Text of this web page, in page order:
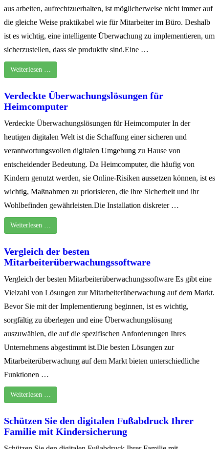
aus arbeiten, aufrechtzuerhalten, ist möglicherweise nicht immer auf
die gleiche Weise praktikabel wie für Mitarbeiter im Büro. Deshalb
ist es wichtig, eine intelligente Überwachung zu implementieren, um
sicherzustellen, dass sie produktiv sind.Eine …
Weiterlesen …
Verdeckte Überwachungslösungen für
Heimcomputer
Verdeckte Überwachungslösungen für Heimcomputer In der
heutigen digitalen Welt ist die Schaffung einer sicheren und
verantwortungsvollen digitalen Umgebung zu Hause von
entscheidender Bedeutung. Da Heimcomputer, die häufig von
Kindern genutzt werden, sie Online-Risiken aussetzen können, ist es
wichtig, Maßnahmen zu priorisieren, die ihre Sicherheit und ihr
Wohlbefinden gewährleisten.Die Installation diskreter …
Weiterlesen …
Vergleich der besten
Mitarbeiterüberwachungssoftware
Vergleich der besten Mitarbeiterüberwachungssoftware Es gibt eine
Vielzahl von Lösungen zur Mitarbeiterüberwachung auf dem Markt.
Bevor Sie mit der Implementierung beginnen, ist es wichtig,
sorgfältig zu überlegen und eine Überwachungslösung
auszuwählen, die auf die spezifischen Anforderungen Ihres
Unternehmens abgestimmt ist.Die besten Lösungen zur
Mitarbeiterüberwachung auf dem Markt bieten unterschiedliche
Funktionen …
Weiterlesen …
Schützen Sie den digitalen Fußabdruck Ihrer
Familie mit Kindersicherung